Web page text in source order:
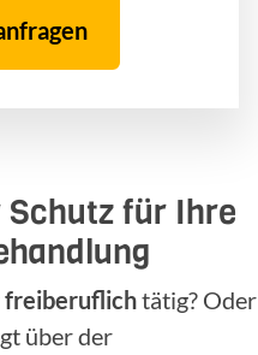
für Ihre
freiberuflichtätig? Oder
über der